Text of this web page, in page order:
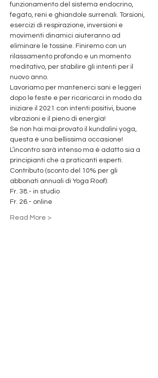
funzionamento del sistema endocrino,
fegato, reni e ghiandole surrenali. Torsioni,
esercizi di respirazione, inversioni e
movimenti dinamici aiuteranno ad
eliminare le tossine. Finiremo con un
rilassamento profondo e un momento
meditativo, per stabilire gli intenti per il
nuovo anno.
Lavoriamo per mantenerci sani e leggeri
dopo le feste e per ricaricarci in modo da
iniziare il 2021 con intenti positivi, buone
vibrazioni e il pieno di energia!
Se non hai mai provato il kundalini yoga,
questa è una bellissima occasione!
L’incontro sarà intenso ma è adatto sia a
principianti che a praticanti esperti.
Contributo (sconto del 10% per gli
abbonati annuali di Yoga Roof):
Fr. 38.- in studio
Fr. 26.- online
Read More >